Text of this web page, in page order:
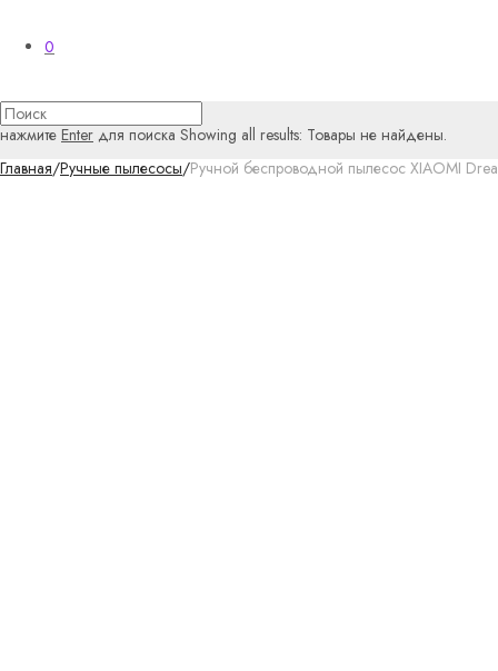
0
нажмите Enter для поиска Showing all results: Товары не найдены.
Главная/Ручные пылесосы/Ручной беспроводной пылесос XIAOMI